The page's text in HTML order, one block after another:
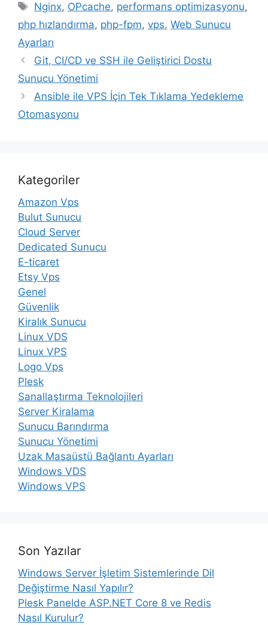
Etiketler
Nginx, OPcache, performans optimizasyonu,
php hızlandırma, php-fpm, vps, Web Sunucu
Ayarları
Git, CI/CD ve SSH ile Geliştirici Dostu
Sunucu Yönetimi
Ansible ile VPS İçin Tek Tıklama Yedekleme
Otomasyonu
Kategoriler
Amazon Vps
Bulut Sunucu
Cloud Server
Dedicated Sunucu
E-ticaret
Etsy Vps
Genel
Güvenlik
Kiralık Sunucu
Linux VDS
Linux VPS
Logo Vps
Plesk
Sanallaştırma Teknolojileri
Server Kiralama
Sunucu Barındırma
Sunucu Yönetimi
Uzak Masaüstü Bağlantı Ayarları
Windows VDS
Windows VPS
Son Yazılar
Windows Server İşletim Sistemlerinde Dil
Değiştirme Nasıl Yapılır?
Plesk Panelde ASP.NET Core 8 ve Redis
Nasıl Kurulur?